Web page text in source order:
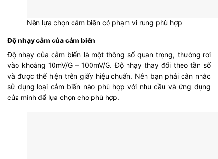
Nên lựa chọn cảm biến có phạm vi rung phù hợp
Độ nhạy cảm của cảm biến
Độ nhạy của cảm biến là một thông số quan trọng, thường rơi
vào khoảng 10mV/G – 100mV/G. Độ nhạy thay đổi theo tần số
và được thể hiện trên giấy hiệu chuẩn. Nên bạn phải cân nhắc
sử dụng loại cảm biến nào phù hợp với nhu cầu và ứng dụng
của mình để lựa chọn cho phù hợp.